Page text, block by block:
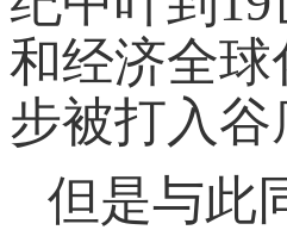
和经济全
步被打入谷
但是与此